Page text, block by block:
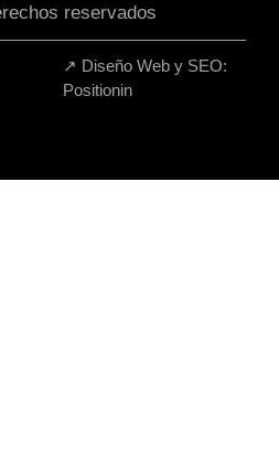
reservados
↗ Diseño Web y SEO:
Positionin